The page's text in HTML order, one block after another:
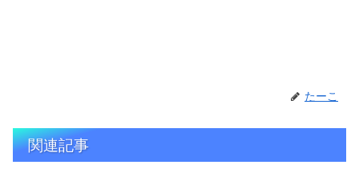
たーこ
関連記事